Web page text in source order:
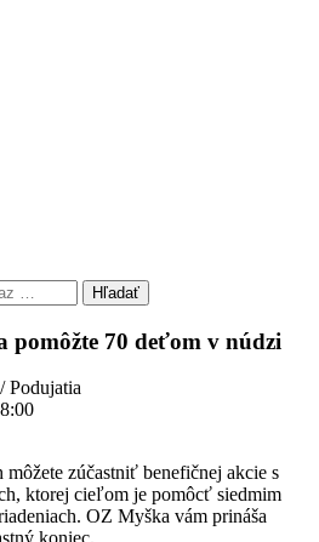
Hľadať
pomôžte 70 deťom v núdzi
Podujatia
môžete zúčastniť benefičnej akcie s
ktorej cieľom je pomôcť siedmim
OZ Myška vám prináša